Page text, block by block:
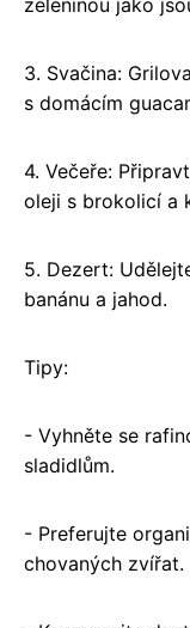
zeleninou jako
3. Svačina:
s domácím
4. Večeře:
oleji s brokolicí a
5. Dezert:
banánu a jahod.
Tipy:
- Vyhněte se
sladidlům.
- Preferujte
chovaných zvířat.